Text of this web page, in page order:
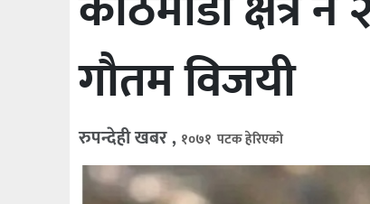
गौतम विजयी
रुपन्देही खबर , १०७१ पटक हेरिएको